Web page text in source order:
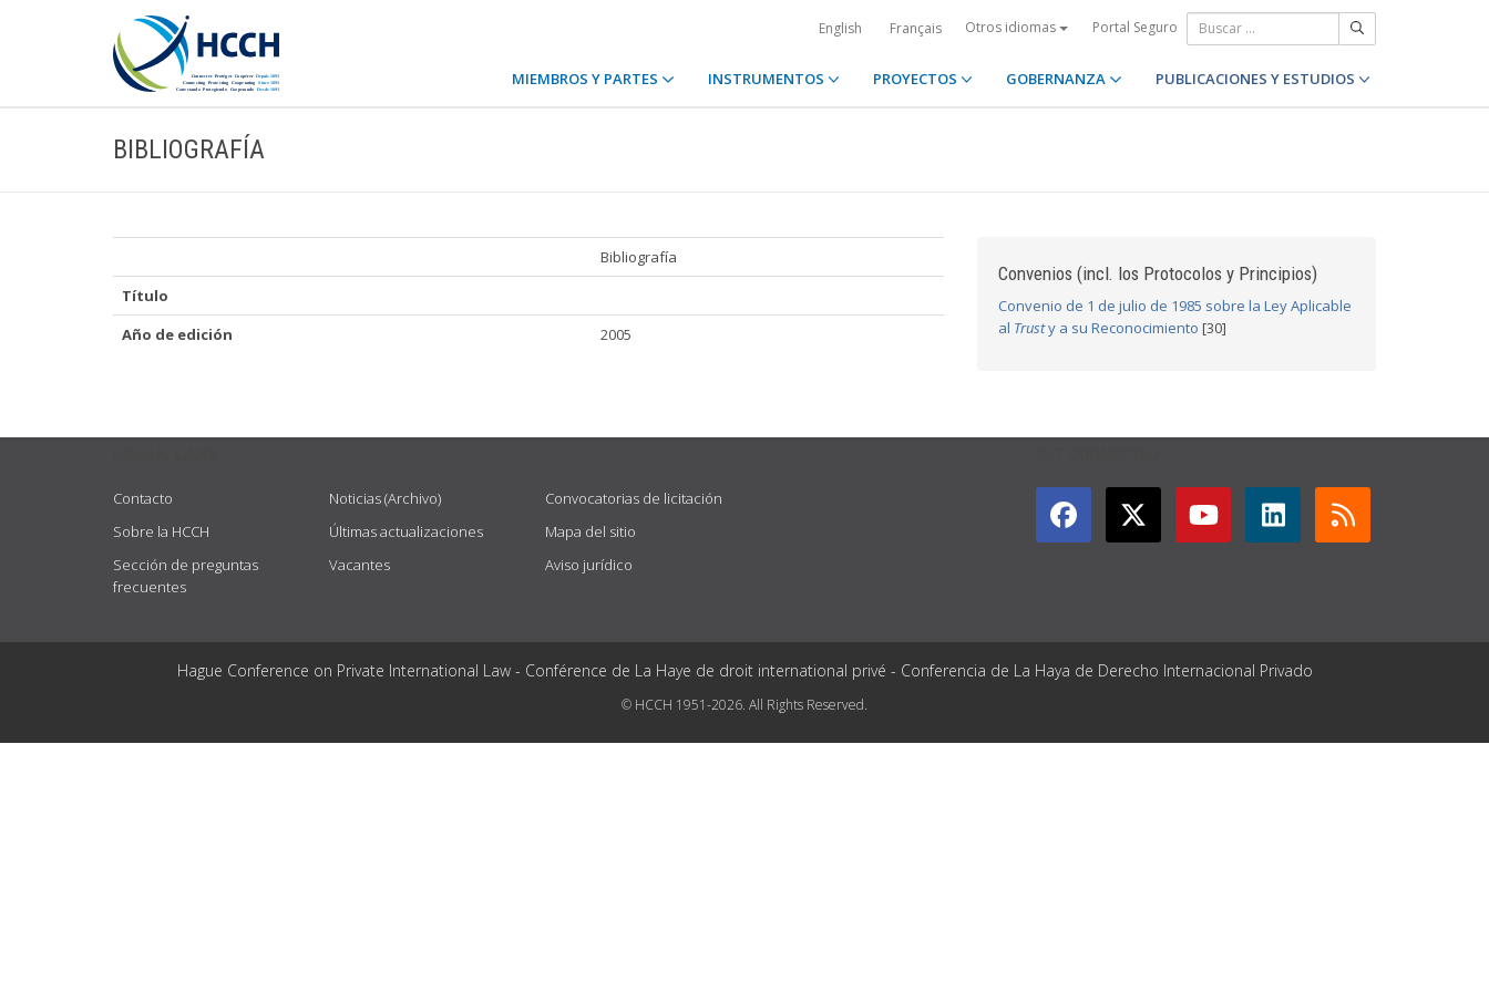
English Français Otros idiomas Portal Seguro
MIEMBROS Y PARTES INSTRUMENTOS PROYECTOS GOBERNANZA PUBLICACIONES Y ESTUDIOS
BIBLIOGRAFÍA
Bibliografía
Título
Año de edición
2005
Convenios (incl. los Protocolos y Principios)
Convenio de 1 de julio de 1985 sobre la Ley Aplicable
al Trusty a su Reconocimiento [30]
Contacto
Sobre la HCCH
Sección de preguntas
frecuentes
Noticias (Archivo)
Últimas actualizaciones
Vacantes
Convocatorias de licitación
Mapa del sitio
Aviso jurídico
Hague Conference on Private International Law - Conférence de La Haye de droit international privé - Conferencia de La Haya de Derecho Internacional Privado
© HCCH 1951-2026. All Rights Reserved.